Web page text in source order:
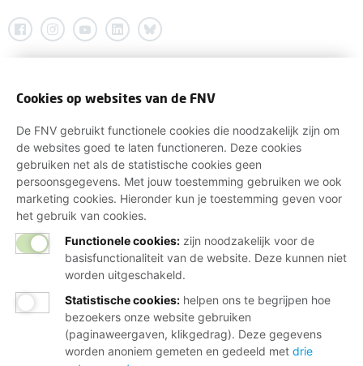
Cookies op websites van de FNV
De FNV gebruikt functionele cookies die noodzakelijk zijn om
de websites goed te laten functioneren. Deze cookies
gebruiken net als de statistische cookies geen
persoonsgegevens. Met jouw toestemming gebruiken we ook
marketing cookies. Hieronder kun je toestemming geven voor
het gebruik van cookies.
Functionele cookies: zijn noodzakelijk voor de
basisfunctionaliteit van de website. Deze kunnen niet
worden uitgeschakeld.
Statistische cookies: helpen ons te begrijpen hoe
bezoekers onze website gebruiken
(paginaweergaven, klikgedrag). Deze gegevens
worden anoniem gemeten en gedeeld met drie